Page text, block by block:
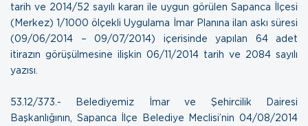
tarih ve 2014/52 sayılı kararı ile uygun görülen Sapanca İlçesi
(Merkez) 1/1000 ölçekli Uygulama İmar Planına ilan askı süresi
(09/06/2014 – 09/07/2014) içerisinde yapılan 64 adet
itirazın görüşülmesine ilişkin 06/11/2014 tarih ve 2084 sayılı
yazısı.
53.12/373.- Belediyemiz İmar ve Şehircilik Dairesi
Başkanlığının, Sapanca İlçe Belediye Meclisi’nin 04/08/2014